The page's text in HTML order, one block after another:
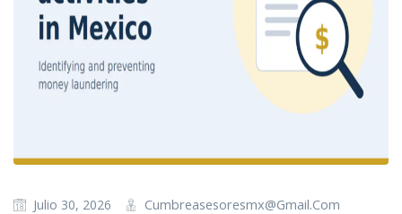
Julio 30, 2026
Cumbreasesoresmx@gmail.com